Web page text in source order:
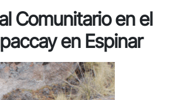
Comunitario en el
en Espinar